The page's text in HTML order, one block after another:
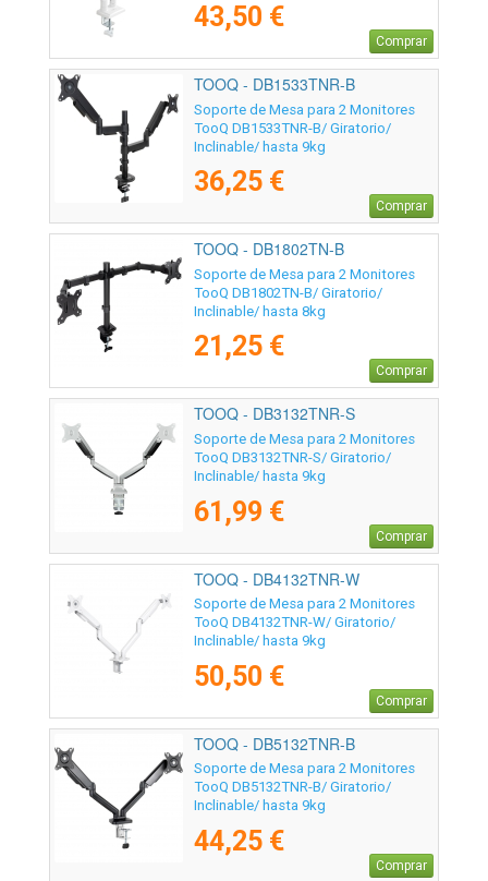
43,50 €
Comprar
TOOQ - DB1533TNR-B
Soporte de Mesa para 2 Monitores
TooQ DB1533TNR-B/ Giratorio/
Inclinable/ hasta 9kg
36,25 €
Comprar
TOOQ - DB1802TN-B
Soporte de Mesa para 2 Monitores
TooQ DB1802TN-B/ Giratorio/
Inclinable/ hasta 8kg
21,25 €
Comprar
TOOQ - DB3132TNR-S
Soporte de Mesa para 2 Monitores
TooQ DB3132TNR-S/ Giratorio/
Inclinable/ hasta 9kg
61,99 €
Comprar
TOOQ - DB4132TNR-W
Soporte de Mesa para 2 Monitores
TooQ DB4132TNR-W/ Giratorio/
Inclinable/ hasta 9kg
50,50 €
Comprar
TOOQ - DB5132TNR-B
Soporte de Mesa para 2 Monitores
TooQ DB5132TNR-B/ Giratorio/
Inclinable/ hasta 9kg
44,25 €
Comprar